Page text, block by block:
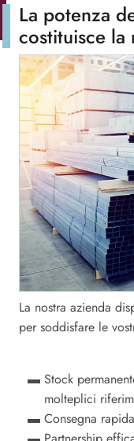
La potenza
costituisce la
La nostra azienda
per soddisfare le
Stock
molteplici
Consegna